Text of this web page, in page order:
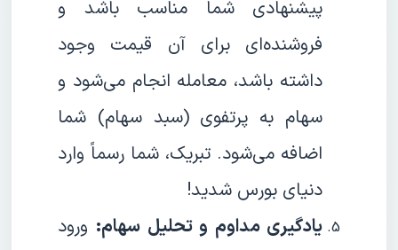
پیشنهادی شما مناسب باشد و
فروشنده‌ای برای آن قیمت وجود
داشته باشد، معامله انجام می‌شود و
سهام به پرتفوی (سبد سهام) شما
اضافه می‌شود. تبریک، شما رسماً وارد
دنیای بورس شدید!
یادگیری مداوم و تحلیل سهام: ورود